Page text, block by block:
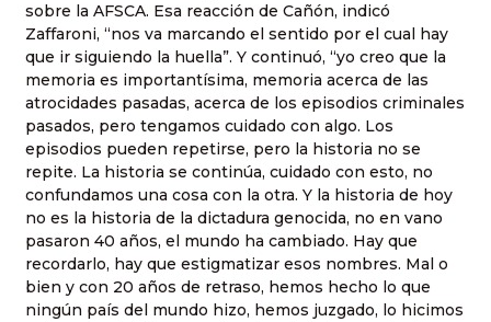
sobre la AFSCA. Esa reacción de Cañón, indicó
Zaffaroni, “nos va marcando el sentido por el cual hay
que ir siguiendo la huella”. Y continuó, “yo creo que la
memoria es importantísima, memoria acerca de las
atrocidades pasadas, acerca de los episodios criminales
pasados, pero tengamos cuidado con algo. Los
episodios pueden repetirse, pero la historia no se
repite. La historia se continúa, cuidado con esto, no
confundamos una cosa con la otra. Y la historia de hoy
no es la historia de la dictadura genocida, no en vano
pasaron 40 años, el mundo ha cambiado. Hay que
recordarlo, hay que estigmatizar esos nombres. Mal o
bien y con 20 años de retraso, hemos hecho lo que
ningún país del mundo hizo, hemos juzgado, lo hicimos